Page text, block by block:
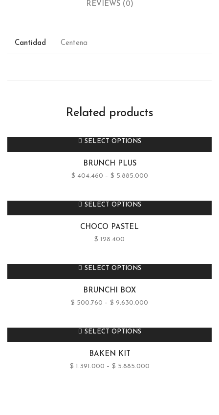
REVIEWS (0)
Cantidad Centena
Related products
SELECT OPTIONS
BRUNCH PLUS
$ 404.460 – $ 5.885.000
SELECT OPTIONS
CHOCO PASTEL
$ 128.400
SELECT OPTIONS
BRUNCHI BOX
$ 500.760 – $ 9.630.000
SELECT OPTIONS
BAKEN KIT
$ 1.391.000 – $ 5.885.000